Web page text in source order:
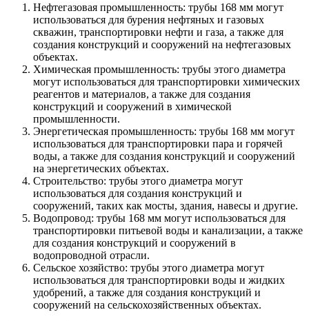
Нефтегазовая промышленность: трубы 168 мм могут
использоваться для бурения нефтяных и газовых
скважин, транспортировки нефти и газа, а также для
создания конструкций и сооружений на нефтегазовых
объектах.
Химическая промышленность: трубы этого диаметра
могут использоваться для транспортировки химических
реагентов и материалов, а также для создания
конструкций и сооружений в химической
промышленности.
Энергетическая промышленность: трубы 168 мм могут
использоваться для транспортировки пара и горячей
воды, а также для создания конструкций и сооружений
на энергетических объектах.
Строительство: трубы этого диаметра могут
использоваться для создания конструкций и
сооружений, таких как мосты, здания, навесы и другие.
Водопровод: трубы 168 мм могут использоваться для
транспортировки питьевой воды и канализации, а также
для создания конструкций и сооружений в
водопроводной отрасли.
Сельское хозяйство: трубы этого диаметра могут
использоваться для транспортировки воды и жидких
удобрений, а также для создания конструкций и
сооружений на сельскохозяйственных объектах.